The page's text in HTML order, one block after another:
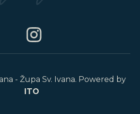
- Župa Sv. Ivana. Powered by
ITO